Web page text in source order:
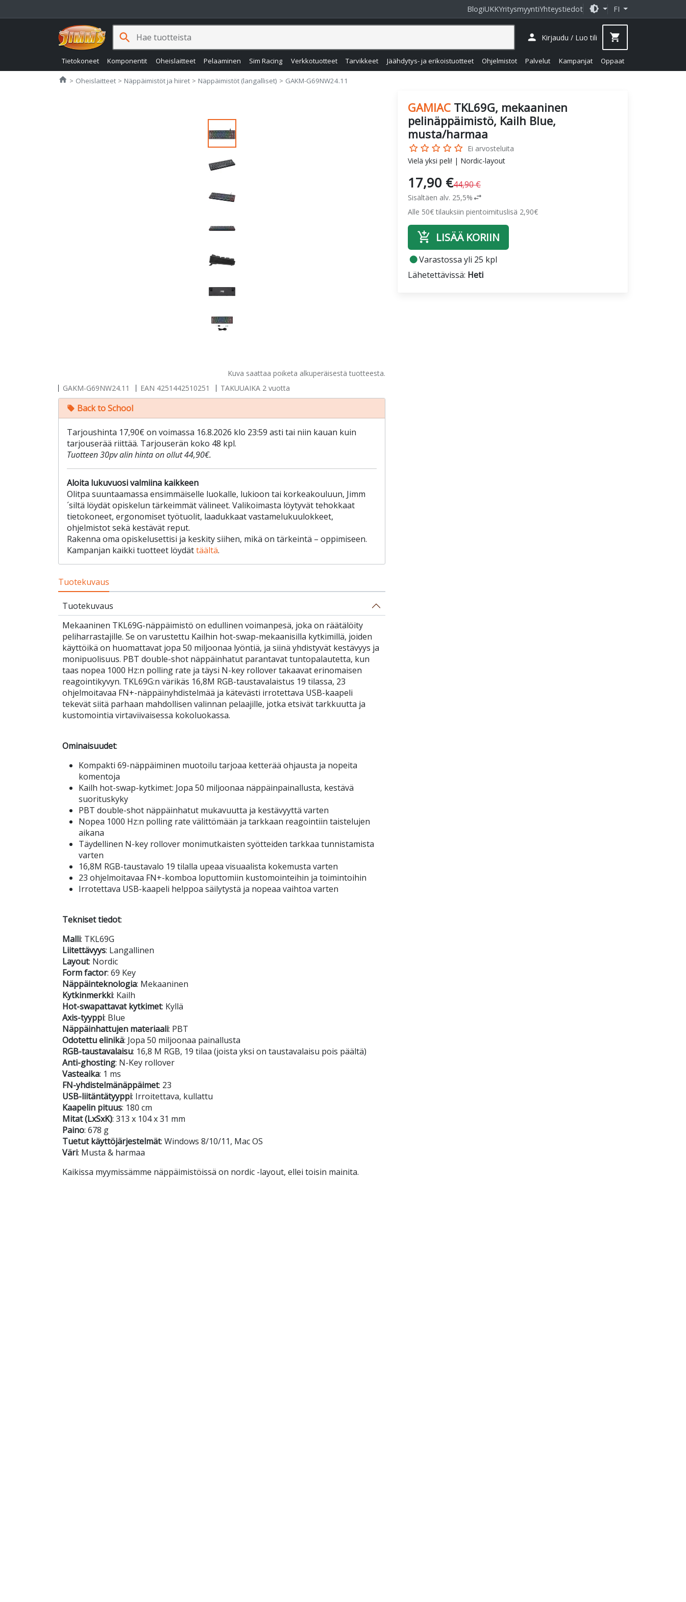
BlogiUKKYritysmyyntiYhteystiedot brightness_medium FI
Tietokoneet Komponentit Oheislaitteet Pelaaminen Sim Racing Verkkotuotteet Tarvikkeet Jäähdytys- ja erikoistuotteet Ohjelmistot Palvelut Kampanjat Oppaat
person Kirjaudu / Luo tili shopping_cart
search
home Jimms.fi
Oheislaitteet Näppäimistöt ja hiiret Näppäimistöt (langalliset) GAKM-G69NW24.11
Kuva saattaa poiketa alkuperäisestä tuotteesta.
GAMIAC TKL69G, mekaaninen
pelinäppäimistö, Kailh Blue,
musta/harmaa
star_border star_border star_border star_border star_border Ei arvosteluita
Vielä yksi peli! | Nordic-layout
17,90 €44,90 €
Sisältäen alv. 25,5%swap_horiz
Alle 50€ tilauksiin pientoimituslisä 2,90€
add_shopping_cart LISÄÄ KORIIN
fiber_manual_recordVarastossa yli 25 kpl
Lähetettävissä: Heti
GAKM-G69NW24.11 EAN 4251442510251 TAKUUAIKA 2 vuotta
local_offer Back to School
Tarjoushinta 17,90€ on voimassa 16.8.2026 klo 23:59 asti tai niin kauan kuin
tarjouserää riittää. Tarjouserän koko 48 kpl.
Tuotteen 30pv alin hinta on ollut 44,90€.
Aloita lukuvuosi valmiina kaikkeen
Olitpa suuntaamassa ensimmäiselle luokalle, lukioon tai korkeakouluun, Jimm
´siltä löydät opiskelun tärkeimmät välineet. Valikoimasta löytyvät tehokkaat
tietokoneet, ergonomiset työtuolit, laadukkaat vastamelukuulokkeet,
ohjelmistot sekä kestävät reput.
Rakenna oma opiskelusettisi ja keskity siihen, mikä on tärkeintä – oppimiseen.
Kampanjan kaikki tuotteet löydättäältä.
Tuotekuvaus
Tuotekuvaus
Mekaaninen TKL69G-näppäimistö on edullinen voimanpesä, joka on räätälöity
peliharrastajille. Se on varustettu Kailhin hot-swap-mekaanisilla kytkimillä, joiden
käyttöikä on huomattavat jopa 50 miljoonaa lyöntiä, ja siinä yhdistyvät kestävyys ja
monipuolisuus. PBT double-shot näppäinhatut parantavat tuntopalautetta, kun
taas nopea 1000 Hz:n polling rate ja täysi N-key rollover takaavat erinomaisen
reagointikyvyn. TKL69G:n värikäs 16,8M RGB-taustavalaistus 19 tilassa, 23
ohjelmoitavaa FN+-näppäinyhdistelmää ja kätevästi irrotettava USB-kaapeli
tekevät siitä parhaan mahdollisen valinnan pelaajille, jotka etsivät tarkkuutta ja
kustomointia virtaviivaisessa kokoluokassa.
Ominaisuudet:
Kompakti 69-näppäiminen muotoilu tarjoaa ketterää ohjausta ja nopeita
komentoja
Kailh hot-swap-kytkimet: Jopa 50 miljoonaa näppäinpainallusta, kestävä
suorituskyky
PBT double-shot näppäinhatut mukavuutta ja kestävyyttä varten
Nopea 1000 Hz:n polling rate välittömään ja tarkkaan reagointiin taistelujen
aikana
Täydellinen N-key rollover monimutkaisten syötteiden tarkkaa tunnistamista
varten
16,8M RGB-taustavalo 19 tilalla upeaa visuaalista kokemusta varten
23 ohjelmoitavaa FN+-komboa loputtomiin kustomointeihin ja toimintoihin
Irrotettava USB-kaapeli helppoa säilytystä ja nopeaa vaihtoa varten
Tekniset tiedot:
Malli: TKL69G
Liitettävyys: Langallinen
Layout: Nordic
Form factor: 69 Key
Näppäinteknologia: Mekaaninen
Kytkinmerkki: Kailh
Hot-swapattavat kytkimet: Kyllä
Axis-tyyppi: Blue
Näppäinhattujen materiaali: PBT
Odotettu elinikä: Jopa 50 miljoonaa painallusta
RGB-taustavalaisu: 16,8 M RGB, 19 tilaa (joista yksi on taustavalaisu pois päältä)
Anti-ghosting: N-Key rollover
Vasteaika: 1 ms
FN-yhdistelmänäppäimet: 23
USB-liitäntätyyppi: Irroitettava, kullattu
Kaapelin pituus: 180 cm
Mitat (LxSxK): 313 x 104 x 31 mm
Paino: 678 g
Tuetut käyttöjärjestelmät: Windows 8/10/11, Mac OS
Väri: Musta & harmaa
Kaikissa myymissämme näppäimistöissä on nordic -layout, ellei toisin mainita.